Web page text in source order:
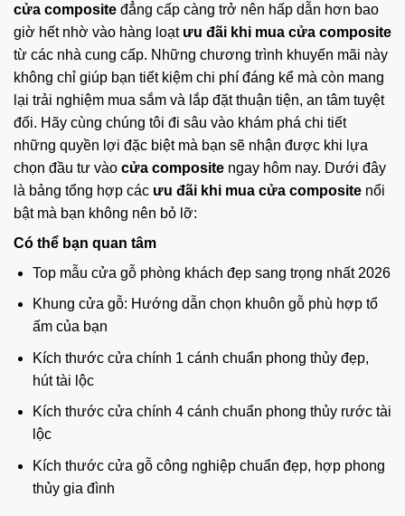
cửa composite đẳng cấp càng trở nên hấp dẫn hơn bao
giờ hết nhờ vào hàng loạt ưu đãi khi mua cửa composite
từ các nhà cung cấp. Những chương trình khuyến mãi này
không chỉ giúp bạn tiết kiệm chi phí đáng kể mà còn mang
lại trải nghiệm mua sắm và lắp đặt thuận tiện, an tâm tuyệt
đối. Hãy cùng chúng tôi đi sâu vào khám phá chi tiết
những quyền lợi đặc biệt mà bạn sẽ nhận được khi lựa
chọn đầu tư vào cửa composite ngay hôm nay. Dưới đây
là bảng tổng hợp các ưu đãi khi mua cửa composite nổi
bật mà bạn không nên bỏ lỡ:
Có thể bạn quan tâm
Top mẫu cửa gỗ phòng khách đẹp sang trọng nhất 2026
Khung cửa gỗ: Hướng dẫn chọn khuôn gỗ phù hợp tổ
ấm của bạn
Kích thước cửa chính 1 cánh chuẩn phong thủy đẹp,
hút tài lộc
Kích thước cửa chính 4 cánh chuẩn phong thủy rước tài
lộc
Kích thước cửa gỗ công nghiệp chuẩn đẹp, hợp phong
thủy gia đình